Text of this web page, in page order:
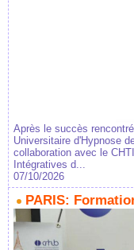
Après le succès
Universitaire d'Hypnose
collaboration avec le
Intégratives d...
07/10/2026
PARIS: